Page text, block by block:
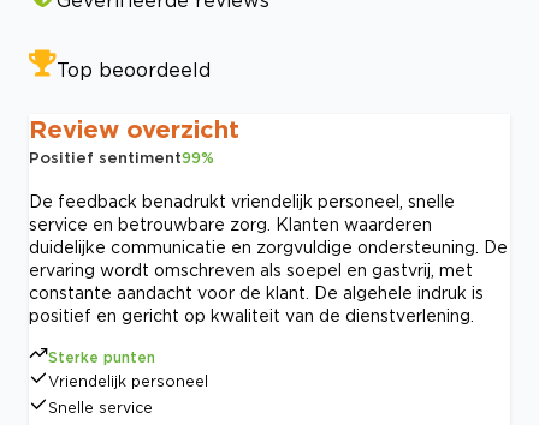
Top beoordeeld
Review overzicht
Positief sentiment99%
De feedback benadrukt vriendelijk personeel, snelle
service en betrouwbare zorg. Klanten waarderen
duidelijke communicatie en zorgvuldige ondersteuning. De
ervaring wordt omschreven als soepel en gastvrij, met
constante aandacht voor de klant. De algehele indruk is
positief en gericht op kwaliteit van de dienstverlening.
Sterke punten
Vriendelijk personeel
Snelle service